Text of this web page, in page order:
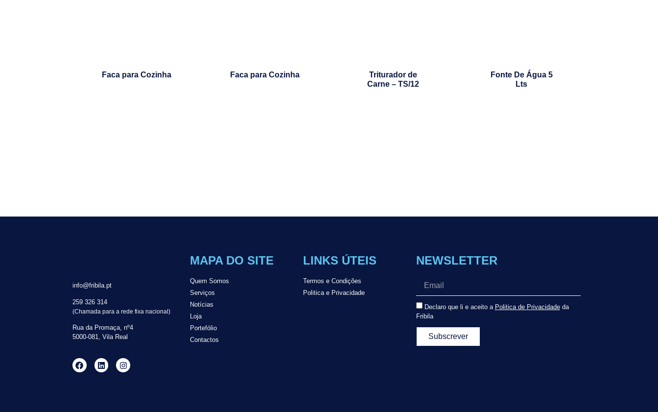
Faca para Cozinha Faca para Cozinha
Triturador de
Carne – TS/12
Fonte De Água 5
Lts
info@fribila.pt
259 326 314
(Chamada para a rede fixa nacional)
Rua da Promaça, nº4
5000-081, Vila Real
MAPA DO SITE
Quem Somos
Serviços
Notícias
Loja
Portefólio
Contactos
LINKS ÚTEIS
Termos e Condições
Politica e Privacidade
NEWSLETTER
Declaro que li e aceito a Politica de Privacidadeda
Fribila
Subscrever